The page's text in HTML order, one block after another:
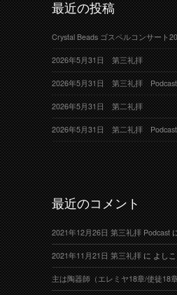
最近の投稿
Crystal Beads ゴスペルコンサート
2026年5月31日 第三礼拝
2026年5月31日 第三礼拝 Podcast
2026年5月31日 第二礼拝
2026年5月31日 第二礼拝 Podcast
最近のコメント
2021年12月26日 第三礼拝 Podcast
2021年11月21日 第三礼拝によしこ
主は陶器師（エレミヤ18章/使徒18